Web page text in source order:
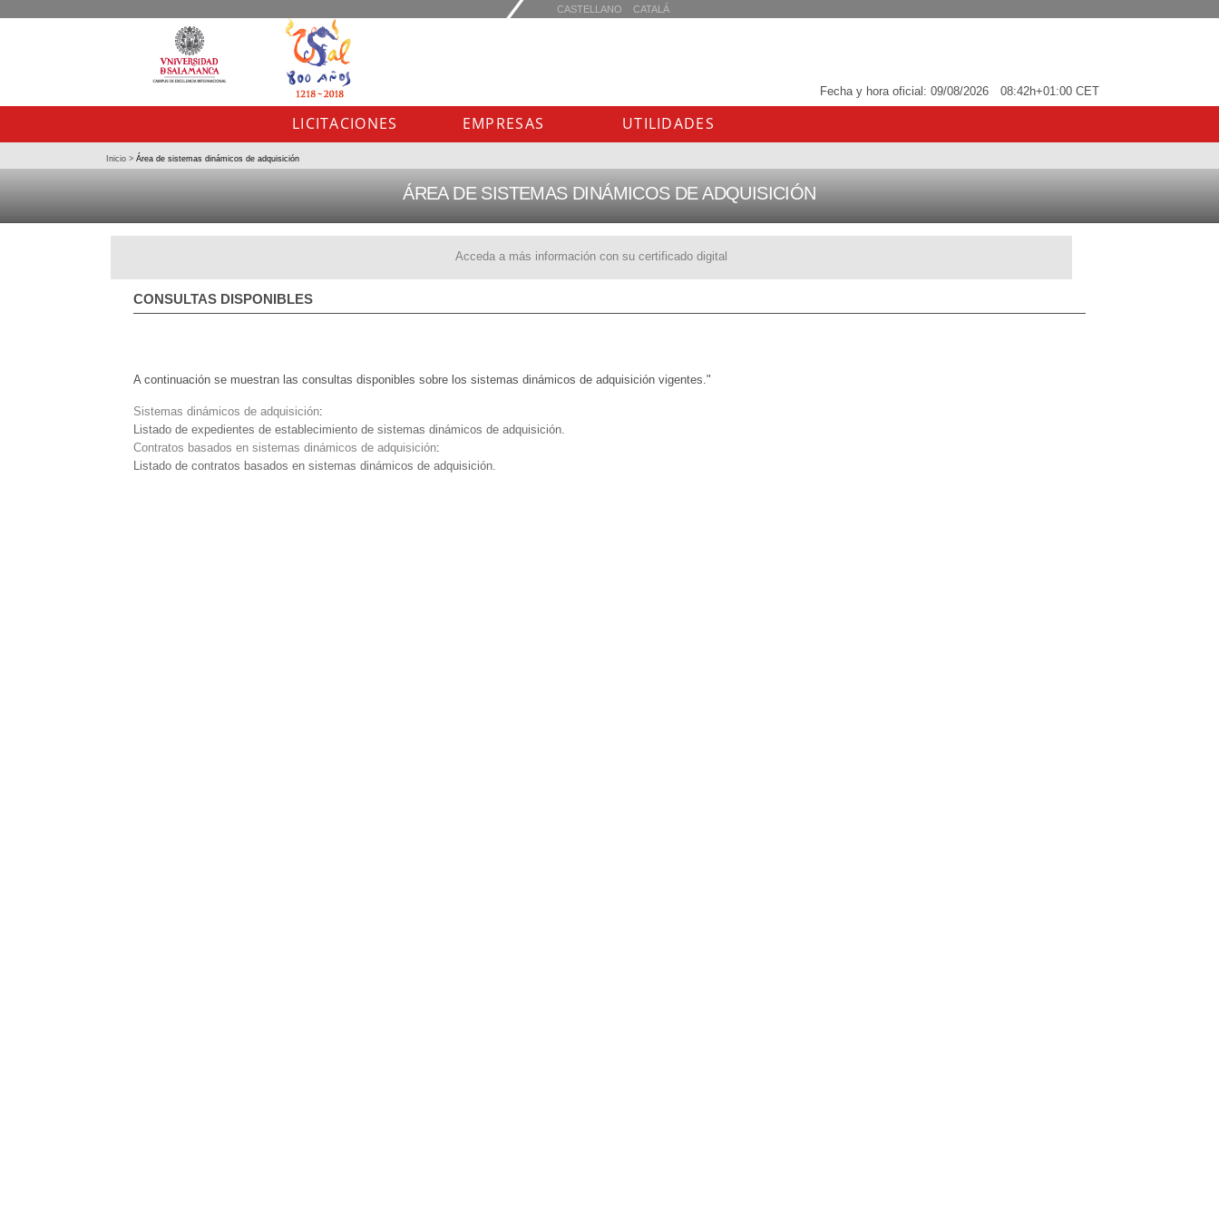
Fecha y hora oficial: 09/08/2026 08:42h+01:00 CET
Acceda a más información con su certificado digital
LICITACIONES EMPRESAS UTILIDADES
Inicio > Área de sistemas dinámicos de adquisición
ÁREA DE SISTEMAS DINÁMICOS DE ADQUISICIÓN
CONSULTAS DISPONIBLES
A continuación se muestran las consultas disponibles sobre los sistemas dinámicos de adquisición vigentes."
Sistemas dinámicos de adquisición:
Listado de expedientes de establecimiento de sistemas dinámicos de adquisición.
Contratos basados en sistemas dinámicos de adquisición:
Listado de contratos basados en sistemas dinámicos de adquisición.